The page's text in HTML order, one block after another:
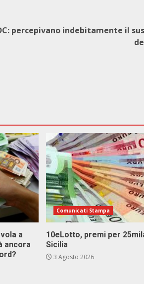
percepivano indebitamente il
a
ancora
Comunicati Stampa
10eLotto, premi per
Sicilia
3 Agosto 2026